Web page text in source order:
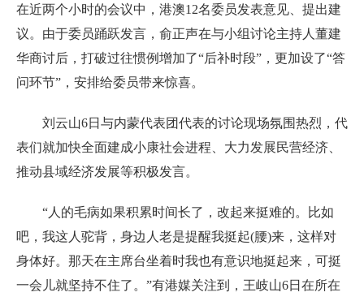
在近两个小时的会议中，港澳12名委员发表意见、提出建
议。由于委员踊跃发言，俞正声在与小组讨论主持人董建
华商讨后，打破过往惯例增加了“后补时段”，更加设了“答
问环节”，安排给委员带来惊喜。
刘云山6日与内蒙代表团代表的讨论现场氛围热烈，代
表们就加快全面建成小康社会进程、大力发展民营经济、
推动县域经济发展等积极发言。
“人的毛病如果积累时间长了，改起来挺难的。比如
吧，我这人驼背，身边人老是提醒我挺起(腰)来，这样对
身体好。那天在主席台坐着时我也有意识地挺起来，可挺
一会儿就坚持不住了。”有港媒关注到，王岐山6日在所在